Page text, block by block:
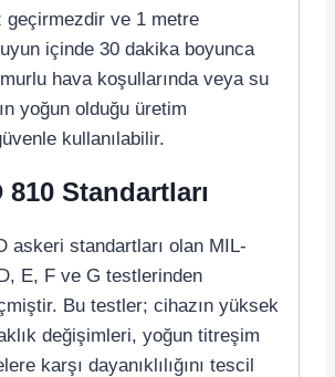
geçirmezdir ve 1 metre
içinde 30 dakika boyunca
hava koşullarında veya su
yoğun olduğu üretim
kullanılabilir.
810 Standartları
askeri standartları olan MIL-
E, F ve G testlerinden
Bu testler; cihazın yüksek
değişimleri, yoğun titreşim
karşı dayanıklılığını tescil